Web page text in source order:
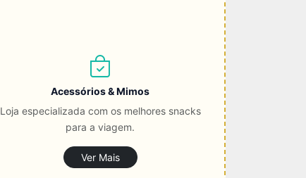
Acessórios & Mimos
Loja especializada com os melhores snacks
para a viagem.
Ver Mais